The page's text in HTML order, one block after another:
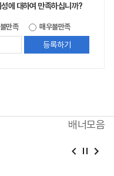
에 대하여 만족하십니까?
불만족 매우불만족
정보에
배너모음